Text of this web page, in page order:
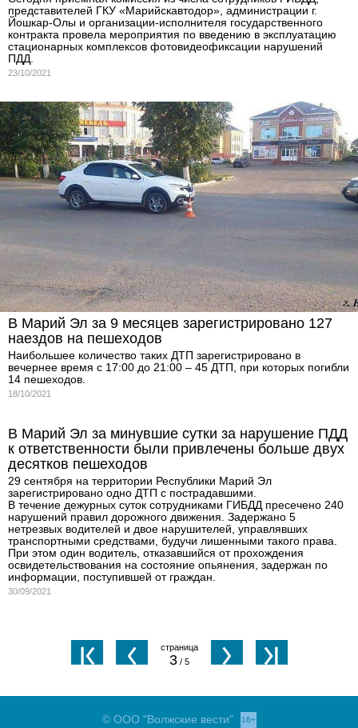
представителей ГКУ «Марийскавтодор», администрации г.
Йошкар-Олы и организации-исполнителя государственного
контракта провела мероприятия по введению в эксплуатацию
стационарных комплексов фотовидеофиксации нарушений
ПДД.
23/10/2021
В Марий Эл за 9 месяцев зарегистрировано 127
наездов на пешеходов
Наибольшее количество таких ДТП зарегистрировано в
вечернее время с 17:00 до 21:00 – 45 ДТП, при которых погибли
14 пешеходов.
18/10/2021
В Марий Эл за минувшие сутки за нарушение ПДД
к ответственности были привлечены больше двух
десятков пешеходов
29 сентября на территории Республики Марий Эл
зарегистрировано одно ДТП с пострадавшими.
В течение дежурных суток сотрудниками ГИБДД пресечено 240
нарушений правил дорожного движения. Задержано 5
нетрезвых водителей и двое нарушителей, управлявших
транспортными средствами, будучи лишенными такого права.
При этом один водитель, отказавшийся от прохождения
освидетельствования на состояние опьянения, задержан по
информации, поступившей от граждан.
30/09/2021
3/ 5
© ООО "Волжские вести" 16+